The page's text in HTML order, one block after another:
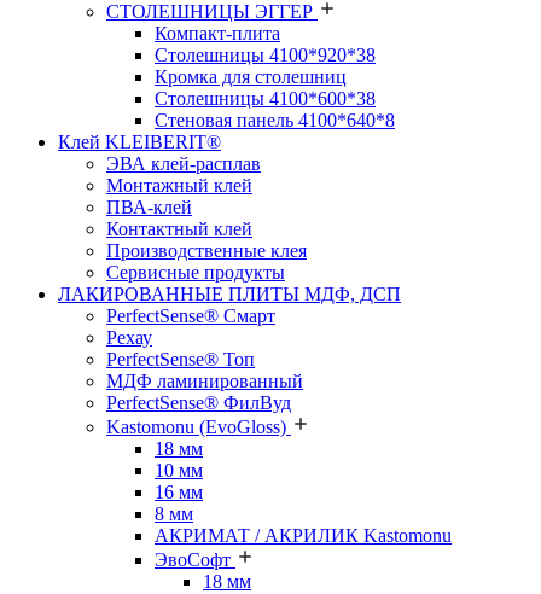
СТОЛЕШНИЦЫ ЭГГЕР
Компакт-плита
Столешницы 4100*920*38
Кромка для столешниц
Столешницы 4100*600*38
Стеновая панель 4100*640*8
Клей KLEIBERIT®
ЭВА клей-расплав
Монтажный клей
ПВА-клей
Контактный клей
Производственные клея
Сервисные продукты
ЛАКИРОВАННЫЕ ПЛИТЫ МДФ, ДСП
PerfectSense® Смарт
Рехау
PerfectSense® Топ
МДФ ламинированный
PerfectSense® ФилВуд
Kastomonu (EvoGloss)
18 мм
10 мм
16 мм
8 мм
АКРИМАТ / АКРИЛИК Kastomonu
ЭвоСофт
18 мм